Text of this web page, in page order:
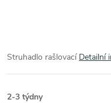
Struhadlo rašlovací Detailní
2-3 týdny